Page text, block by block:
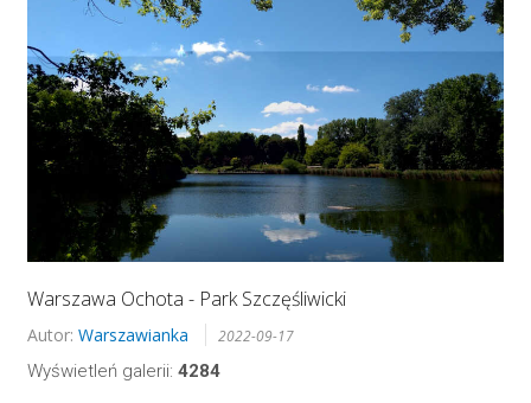
Warszawa Ochota - Park Szczęśliwicki
Autor: Warszawianka 2022-09-17
Wyświetleń galerii: 4284